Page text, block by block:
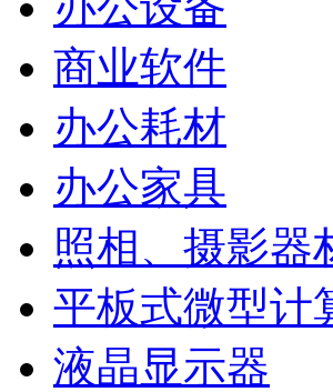
商业软件
办公耗材
办公家具
照相、摄影器
平板式微型计
液晶显示器